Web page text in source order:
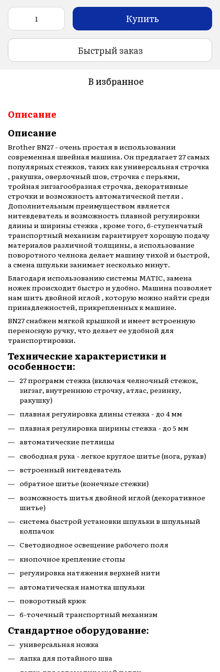
Купить
Быстрый заказ
В избранное
Описание
Описание
Brother BN27 - очень простая в использовании
современная швейная машина. Он предлагает 27 самых
популярных стежков, таких как универсальная строчка
, ракушка, оверлочный шов, строчка с перьями,
тройная зигзагообразная строчка, декоративные
строчки и возможность автоматической петли .
Дополнительным преимуществом является
нитевдеватель и возможность плавной регулировки
длины и ширины стежка , кроме того, 6-ступенчатый
транспортный механизм гарантирует хорошую подачу
материалов различной толщины, а использование
поворотного челнока делает машину тихой и быстрой,
а смена шпульки занимает несколько минут.
Благодаря использованию системы MATIC, замена
ножек происходит быстро и удобно. Машина позволяет
нам шить двойной иглой , которую можно найти среди
принадлежностей, прикрепленных к машине.
BN27 снабжен мягкой крышкой и имеет встроенную
переносную ручку, что делает ее удобной для
транспортировки.
Технические характеристики и
особенности:
27 программ стежка (включая челночный стежок,
зигзаг, внутреннюю строчку, атлас, резинку,
ракушку)
плавная регулировка длины стежка - до 4 мм
плавная регулировка ширины стежка - до 5 мм
автоматические петлицы
свободная рука - легкое круглое шитье (нога, рукав)
встроенный нитевдеватель
обратное шитье (конечные стежки)
возможность шитья двойной иглой (декоративное
шитье)
система быстрой установки шпульки в шпульный
колпачок
Светодиодное освещение рабочего поля
кнопочное крепление стопы
регулировка натяжения верхней нити
автоматическая намотка шпульки
поворотный крюк
6-точечный транспортный механизм
Стандартное оборудование:
универсальная ножка
лапка для потайного шва